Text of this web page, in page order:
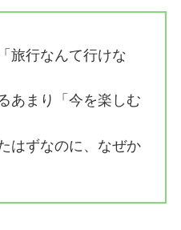
旅行なんて行けな
あまり「今を楽しむ
はずなのに、なぜか